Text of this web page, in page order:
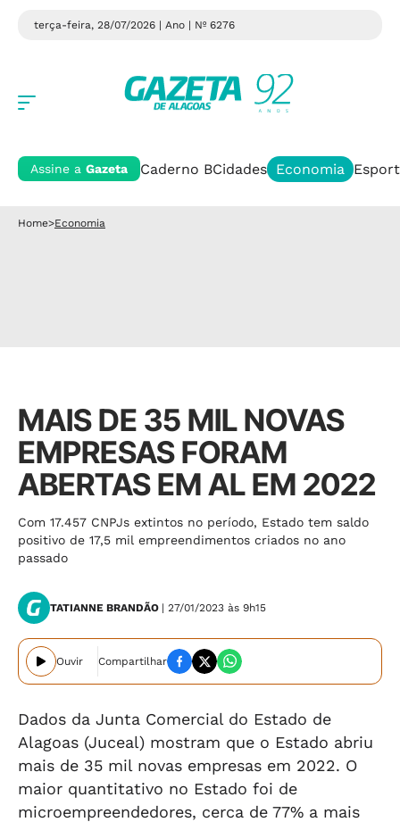
terça-feira, 28/07/2026 | Ano | Nº 6276
Assine a Gazeta Caderno BCidades Economia
Home>Economia
MAIS DE 35 MIL NOVAS
EMPRESAS FORAM
ABERTAS EM AL EM 2022
Com 17.457 CNPJs extintos no período, Estado tem saldo
positivo de 17,5 mil empreendimentos criados no ano
passado
TATIANNE BRANDÃO | 27/01/2023 às 9h15
Ouvir Compartilhar
Dados da Junta Comercial do Estado de
Alagoas (Juceal) mostram que o Estado abriu
mais de 35 mil novas empresas em 2022. O
maior quantitativo no Estado foi de
microempreendedores, cerca de 77% a mais